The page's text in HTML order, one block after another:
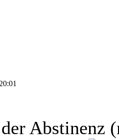
Abstinenz